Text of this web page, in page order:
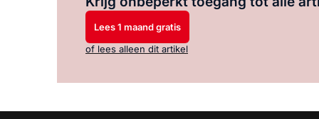
Lees 1 maand gratis
of lees alleen dit artikel